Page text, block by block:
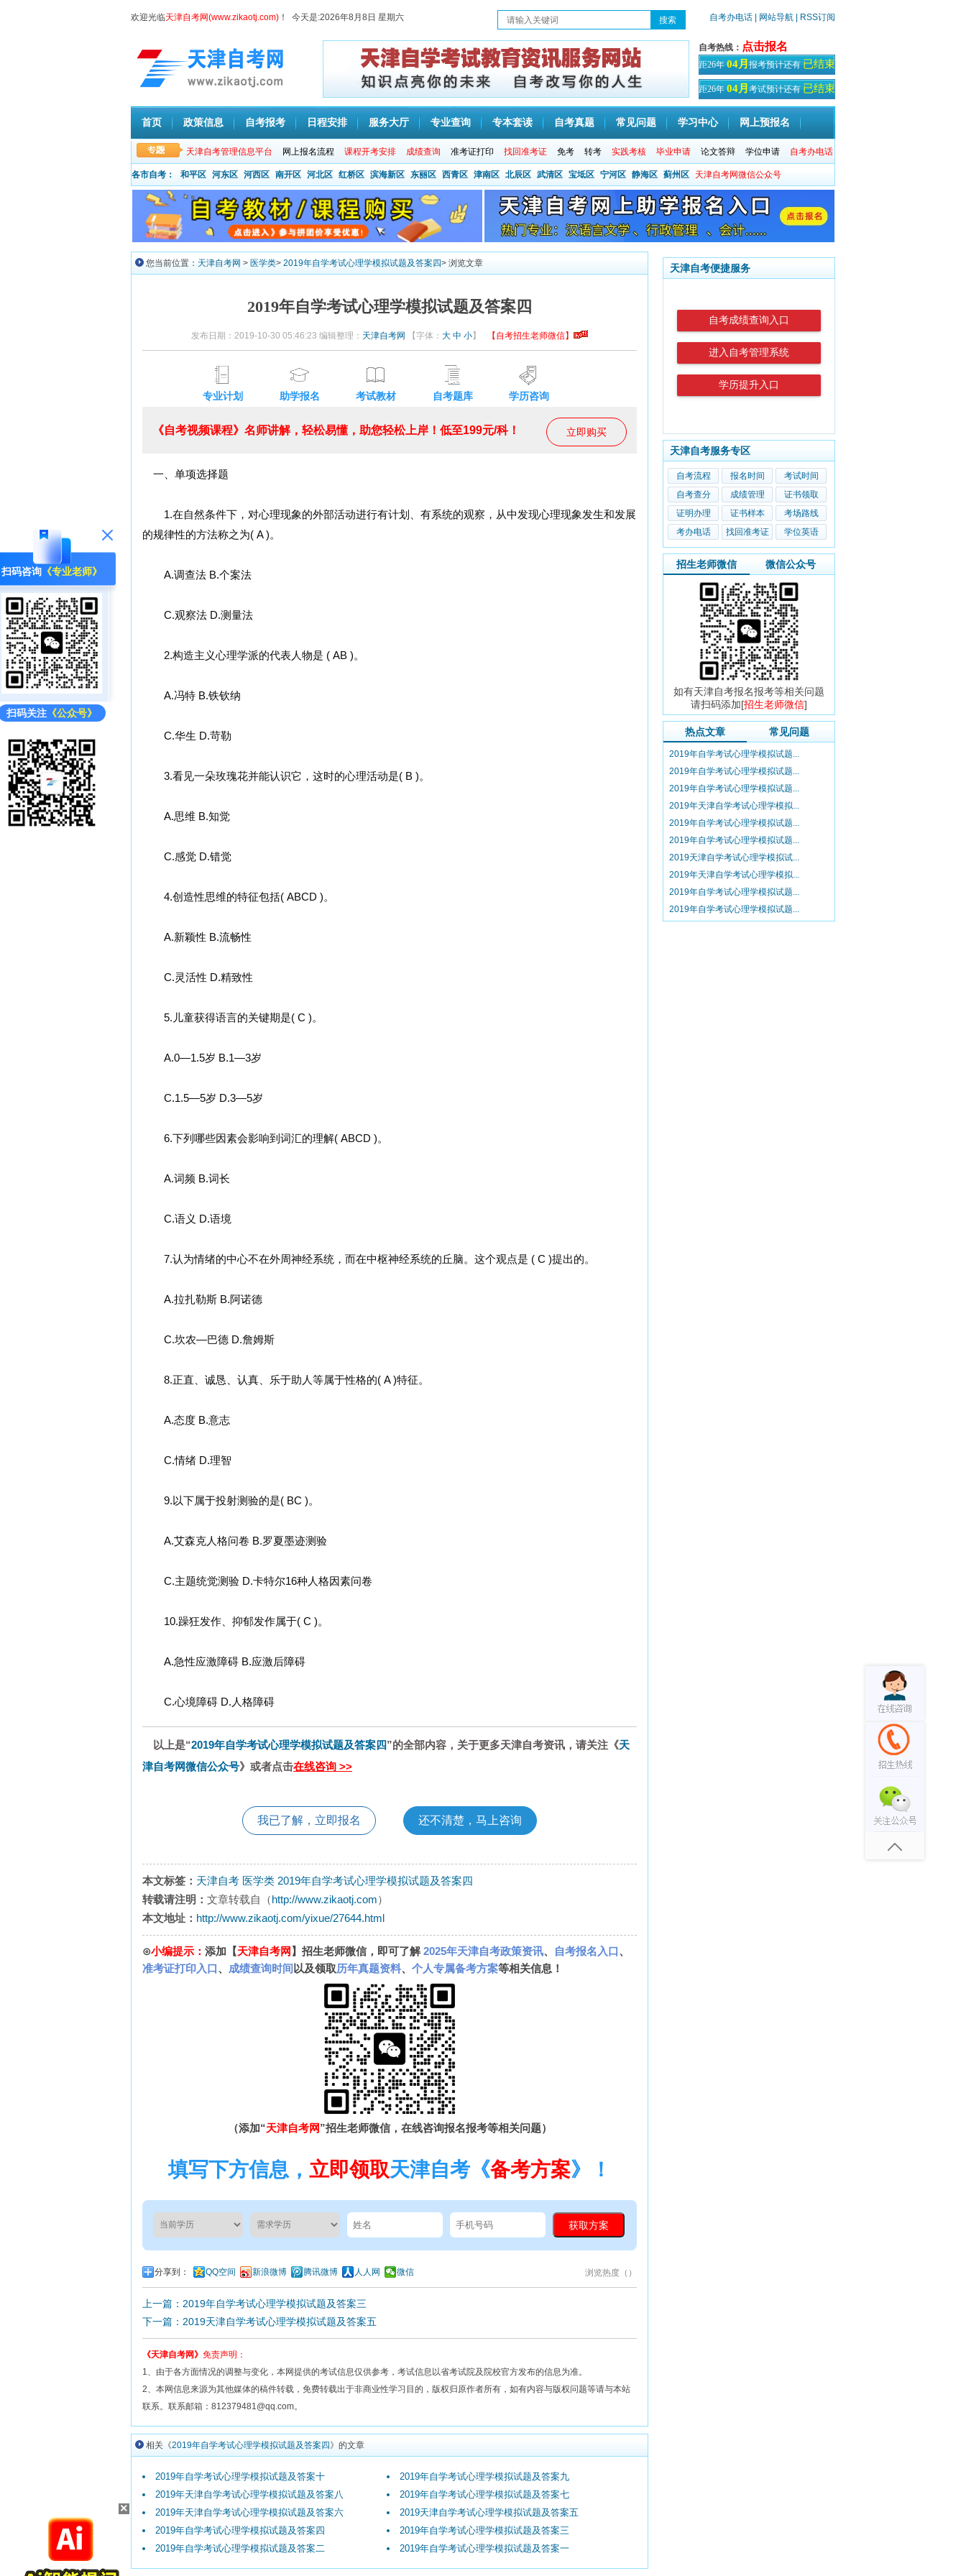
扫码咨询 《专业老师》
扫码关注 《公众号》
×
欢迎光临天津自考网(www.zikaotj.com) ！ 今天是:2026年8月8日 星期六 自考办电话 | 网站导航 | RSS订阅
自考热线： 点击报名
距26年 04月 报考预计还有 已结束
天！
距26年 04月 考试预计还有 已结束
天
首页 政策信息 自考报考 日程安排 服务大厅 专业查询 专本套读 自考真题 常见问题 学习中心 网上预报名
天津自考管理信息平台 网上报名流程 课程开考安排 成绩查询 准考证打印 找回准考证 免考 转考 实践考核 毕业申请 论文答辩 学位申请 自考办电话
各市自考： 和平区 河东区 河西区 南开区 河北区 红桥区 滨海新区 东丽区 西青区 津南区 北辰区 武清区 宝坻区 宁河区 静海区 蓟州区 天津自考网微信公众号
您当前位置： 天津自考网 > 医学类> 2019年自学考试心理学模拟试题及答案四> 浏览文章
2019年自学考试心理学模拟试题及答案四
发布日期：2019-10-30 05:46:23 编辑整理： 天津自考网 【字体： 大 中 小】 【自考招生老师微信】
专业计划 助学报名 考试教材 自考题库 学历咨询
立即购买
《自考视频课程》名师讲解，轻松易懂，助您轻松上岸！低至199元/科！
一、单项选择题
1.在自然条件下，对心理现象的外部活动进行有计划、有系统的观察，从中发现心理现象发生和发展
的规律性的方法称之为( A )。
A.调查法 B.个案法
C.观察法 D.测量法
2.构造主义心理学派的代表人物是 ( AB )。
A.冯特 B.铁钦纳
C.华生 D.苛勒
3.看见一朵玫瑰花并能认识它，这时的心理活动是( B )。
A.思维 B.知觉
C.感觉 D.错觉
4.创造性思维的特征包括( ABCD )。
A.新颖性 B.流畅性
C.灵活性 D.精致性
5.儿童获得语言的关键期是( C )。
A.0—1.5岁 B.1—3岁
C.1.5—5岁 D.3—5岁
6.下列哪些因素会影响到词汇的理解( ABCD )。
A.词频 B.词长
C.语义 D.语境
7.认为情绪的中心不在外周神经系统，而在中枢神经系统的丘脑。这个观点是 ( C )提出的。
A.拉扎勒斯 B.阿诺德
C.坎农—巴德 D.詹姆斯
8.正直、诚恳、认真、乐于助人等属于性格的( A )特征。
A.态度 B.意志
C.情绪 D.理智
9.以下属于投射测验的是( BC )。
A.艾森克人格问卷 B.罗夏墨迹测验
C.主题统觉测验 D.卡特尔16种人格因素问卷
10.躁狂发作、抑郁发作属于( C )。
A.急性应激障碍 B.应激后障碍
C.心境障碍 D.人格障碍
以上是“2019年自学考试心理学模拟试题及答案四”的全部内容，关于更多天津自考资讯，请关注《天
津自考网微信公众号》或者点击在线咨询 >>
我已了解，立即报名 还不清楚，马上咨询
本文标签： 天津自考 医学类 2019年自学考试心理学模拟试题及答案四
转载请注明： 文章转载自（http://www.zikaotj.com）
本文地址： http://www.zikaotj.com/yixue/27644.html
⊙小编提示： 添加【天津自考网 】招生老师微信，即可了解2025年天津自考政策资讯、 自考报名入口、
准考证打印入口、 成绩查询时间 以及领取历年真题资料、 个人专属备考方案等相关信息！
（添加“天津自考网”招生老师微信，在线咨询报名报考等相关问题）
填写下方信息， 立即领取天津自考《备考方案》！
分享到： QQ空间 新浪微博 腾讯微博 人人网 微信 浏览热度（ ）
上一篇：2019年自学考试心理学模拟试题及答案三
下一篇：2019天津自学考试心理学模拟试题及答案五
《天津自考网》 免责声明：
1、由于各方面情况的调整与变化，本网提供的考试信息仅供参考，考试信息以省考试院及院校官方发布的信息为准。
2、本网信息来源为其他媒体的稿件转载，免费转载出于非商业性学习目的，版权归原作者所有，如有内容与版权问题等请与本站
联系。联系邮箱：812379481@qq.com。
相关《2019年自学考试心理学模拟试题及答案四 》的文章
2019年自学考试心理学模拟试题及答案十
2019年自学考试心理学模拟试题及答案九
2019年天津自学考试心理学模拟试题及答案八
2019年自学考试心理学模拟试题及答案七
2019年天津自学考试心理学模拟试题及答案六
2019天津自学考试心理学模拟试题及答案五
2019年自学考试心理学模拟试题及答案四
2019年自学考试心理学模拟试题及答案三
2019年自学考试心理学模拟试题及答案二
2019年自学考试心理学模拟试题及答案一
天津自考便捷服务
自考成绩查询入口
进入自考管理系统
学历提升入口
天津自考服务专区
自考流程 报名时间
考试时间
自考查分
成绩管理
证书领取
证明办理
证书样本
考场路线
考办电话
找回准考证 学位英语
招生老师微信 微信公众号
如有天津自考报名报考等相关问题
请扫码添加[招生老师微信]
热点文章 常见问题
2019年自学考试心理学模拟试题...
2019年自学考试心理学模拟试题...
2019年自学考试心理学模拟试题...
2019年天津自学考试心理学模拟...
2019年自学考试心理学模拟试题...
2019年自学考试心理学模拟试题...
2019天津自学考试心理学模拟试...
2019年天津自学考试心理学模拟...
2019年自学考试心理学模拟试题...
2019年自学考试心理学模拟试题...